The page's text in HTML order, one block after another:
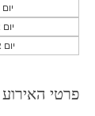
יום א׳,
יום א׳, 23
יום א׳, 30
פרטי האירוע